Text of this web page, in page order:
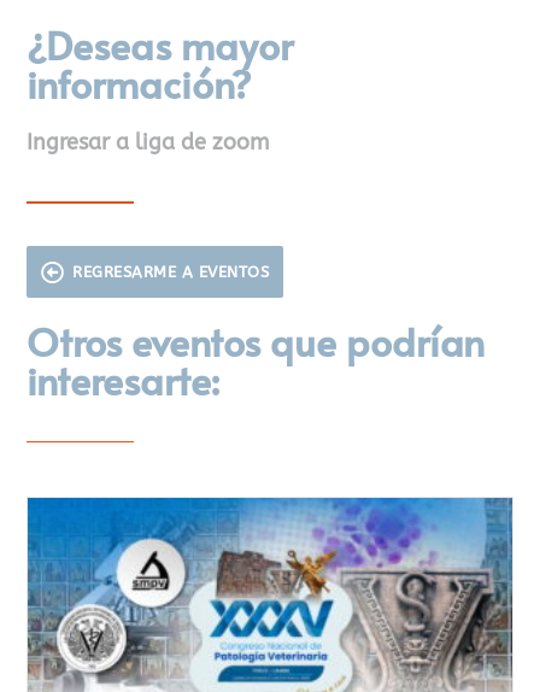
¿Deseas mayor
información?
Ingresar a liga de zoom
REGRESARME A EVENTOS
Otros eventos que podrían
interesarte: